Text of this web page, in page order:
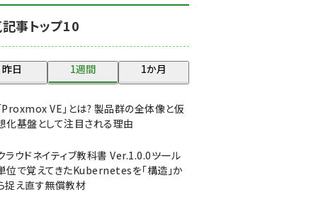
drupal (1947)
genai (1477)
abc123 (1352)
事トップ10
昨日 1週間 1か月
Proxmox VE」とは? 製品群の全体像と仮
化基盤として注目される理由
ラウドネイティブ教科書 Ver.1.0.0――ツール
位で覚えてきたKubernetesを「構造」か
捉え直す無償教材